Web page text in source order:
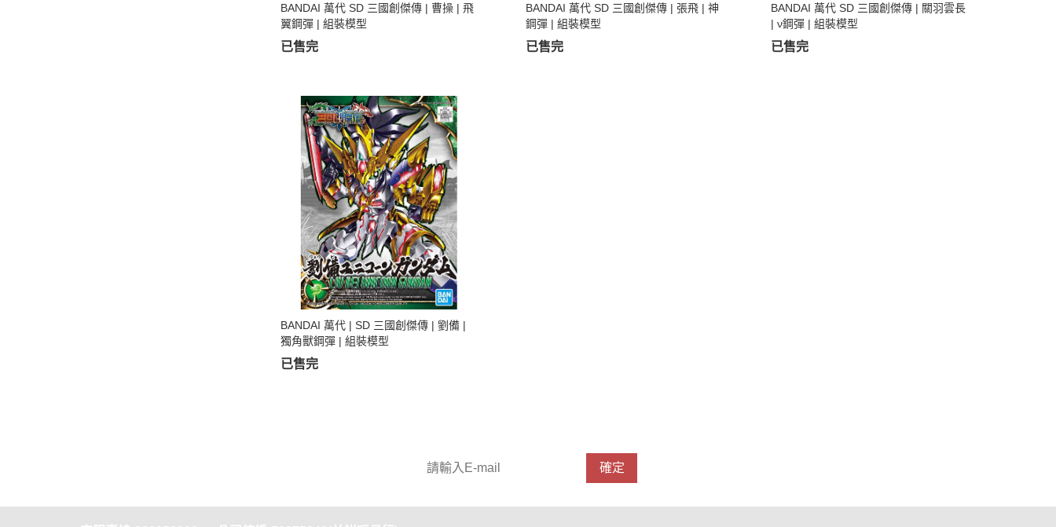
BANDAI 萬代 SD 三國創傑傳 | 曹操 | 飛
翼鋼彈 | 組裝模型
已售完
BANDAI 萬代 SD 三國創傑傳 | 張飛 | 神
鋼彈 | 組裝模型
已售完
BANDAI 萬代 SD 三國創傑傳 | 關羽雲長
| ν鋼彈 | 組裝模型
已售完
BANDAI 萬代 | SD 三國創傑傳 | 劉備 |
獨角獸鋼彈 | 組裝模型
已售完
確定